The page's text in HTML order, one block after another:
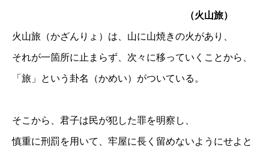
（火山旅）
火山旅（かざんりょ）は、山に山焼きの火があり、
それが一箇所に止まらず、次々に移っていくことから、
「旅」という卦名（かめい）がついている。
そこから、君子は民が犯した罪を明察し、
慎重に刑罰を用いて、牢屋に長く留めないようにせよと